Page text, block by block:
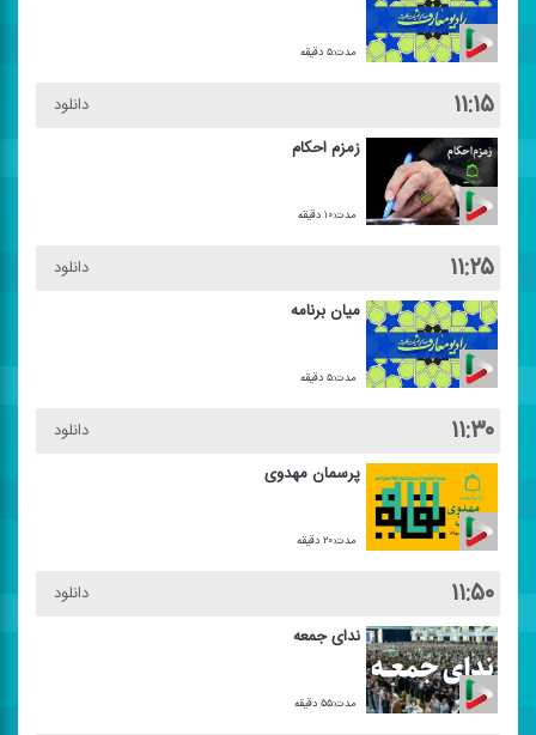
مدت:۵ دقیقه
۱۱:۱۵
دانلود
زمزم احكام
مدت:۱۰ دقیقه
۱۱:۲۵
دانلود
میان برنامه
مدت:۵ دقیقه
۱۱:۳۰
دانلود
پرسمان مهدوی
مدت:۲۰ دقیقه
۱۱:۵۰
دانلود
ندای جمعه
مدت:۵۵ دقیقه